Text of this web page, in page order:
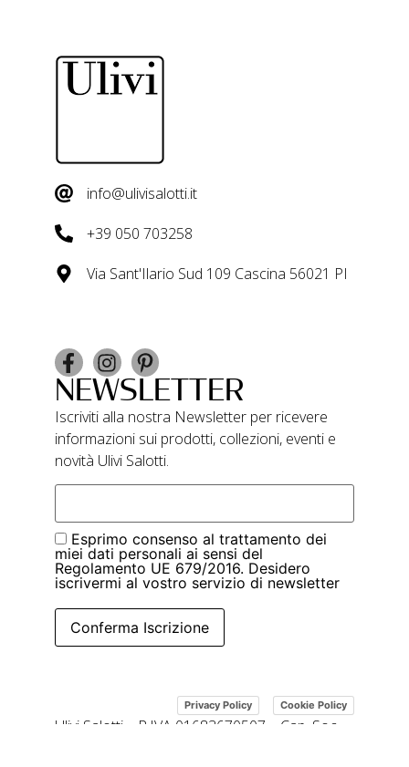
info@ulivisalotti.it
+39 050 703258
Via Sant'Ilario Sud 109 Cascina 56021 PI
NEWSLETTER
Iscriviti alla nostra Newsletter per ricevere
informazioni sui prodotti, collezioni, eventi e
novità Ulivi Salotti.
Esprimo consenso al trattamento dei
miei dati personali ai sensi del
Regolamento UE 679/2016. Desidero
iscrivermi al vostro servizio di newsletter
Conferma Iscrizione
Privacy Policy Cookie Policy
Ulivi Salotti – P.IVA 01683670507 – Cap. Soc.